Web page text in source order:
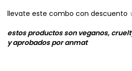
llevate este combo con descuento
estos productos son veganos,
y aprobados por anmat